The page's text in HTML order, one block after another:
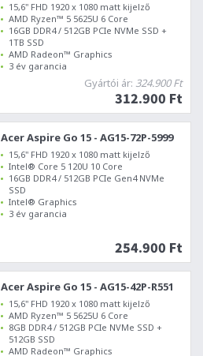
15,6" FHD 1920 x 1080 matt kijelző
AMD Ryzen™ 5 5625U 6 Core
16GB DDR4 / 512GB PCIe NVMe SSD +
1TB SSD
AMD Radeon™ Graphics
3 év garancia
Gyártói ár: 324.900 Ft
312.900 Ft
Acer Aspire Go 15 - AG15-72P-5999
15,6" FHD 1920 x 1080 matt kijelző
Intel® Core 5 120U 10 Core
16GB DDR4 / 512GB PCIe Gen4 NVMe
SSD
Intel® Graphics
3 év garancia
254.900 Ft
Acer Aspire Go 15 - AG15-42P-R551
15,6" FHD 1920 x 1080 matt kijelző
AMD Ryzen™ 5 5625U 6 Core
8GB DDR4 / 512GB PCIe NVMe SSD +
512GB SSD
AMD Radeon™ Graphics